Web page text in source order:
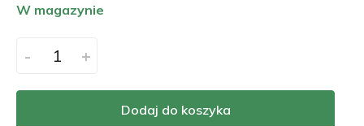
W magazynie
Dodaj do koszyka
- +